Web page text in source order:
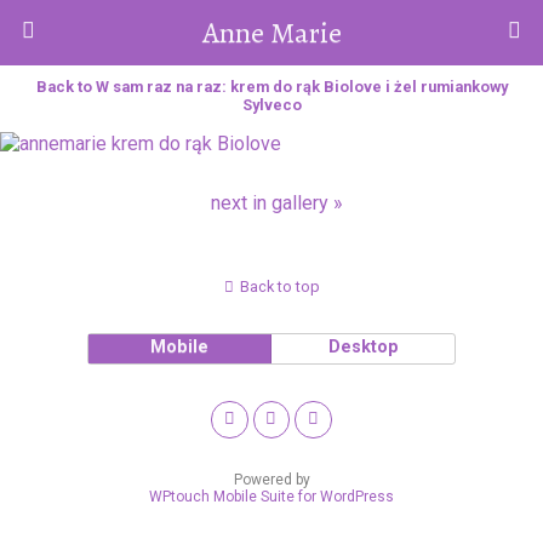
Anne Marie
Back to W sam raz na raz: krem do rąk Biolove i żel rumiankowy
Sylveco
next in gallery »
Back to top
Mobile Desktop
Powered by
WPtouch Mobile Suite for WordPress